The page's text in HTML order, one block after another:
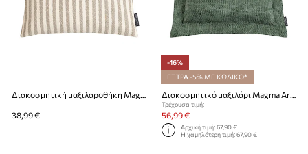
Διακοσμητική μαξιλαροθήκη Magma Paros 45 x 45 cm
38,99 €
-16%
ΕΞΤΡΑ -5% ΜΕ ΚΩΔΙΚΟ*
Διακοσμητικό μαξιλάρι Magma Arlo 70 x 70 cm
Τρέχουσα τιμή:
56,99 €
Αρχική τιμή:67,90 €
Η χαμηλότερη τιμή:67,90 €